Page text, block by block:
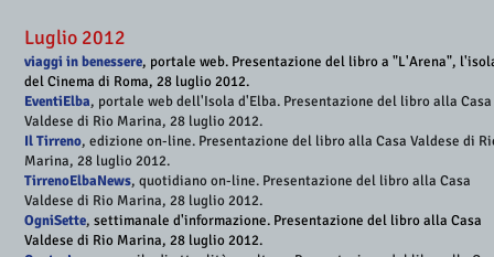
Luglio 2012
viaggi in benessere, portale web. Presentazione del libro a "L'Arena",
del Cinema di Roma, 28 luglio 2012.
EventiElba, portale web dell'Isola d'Elba. Presentazione del libro alla Casa
Valdese di Rio Marina, 28 luglio 2012.
Il Tirreno, edizione on-line. Presentazione del libro alla Casa Valdese di
Marina, 28 luglio 2012.
TirrenoElbaNews, quotidiano on-line. Presentazione del libro alla Casa
Valdese di Rio Marina, 28 luglio 2012.
OgniSette, settimanale d'informazione. Presentazione del libro alla Casa
Valdese di Rio Marina, 28 luglio 2012.